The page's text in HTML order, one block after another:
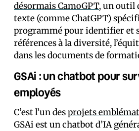
désormais CamoGPT, un outil
texte (comme ChatGPT)
programmé pour identifier et
références à la diversité,
dans les documents de
GSAi : un chatbot pour
employés
C’est l’un desprojets
GSAi est un chatbot d’IA